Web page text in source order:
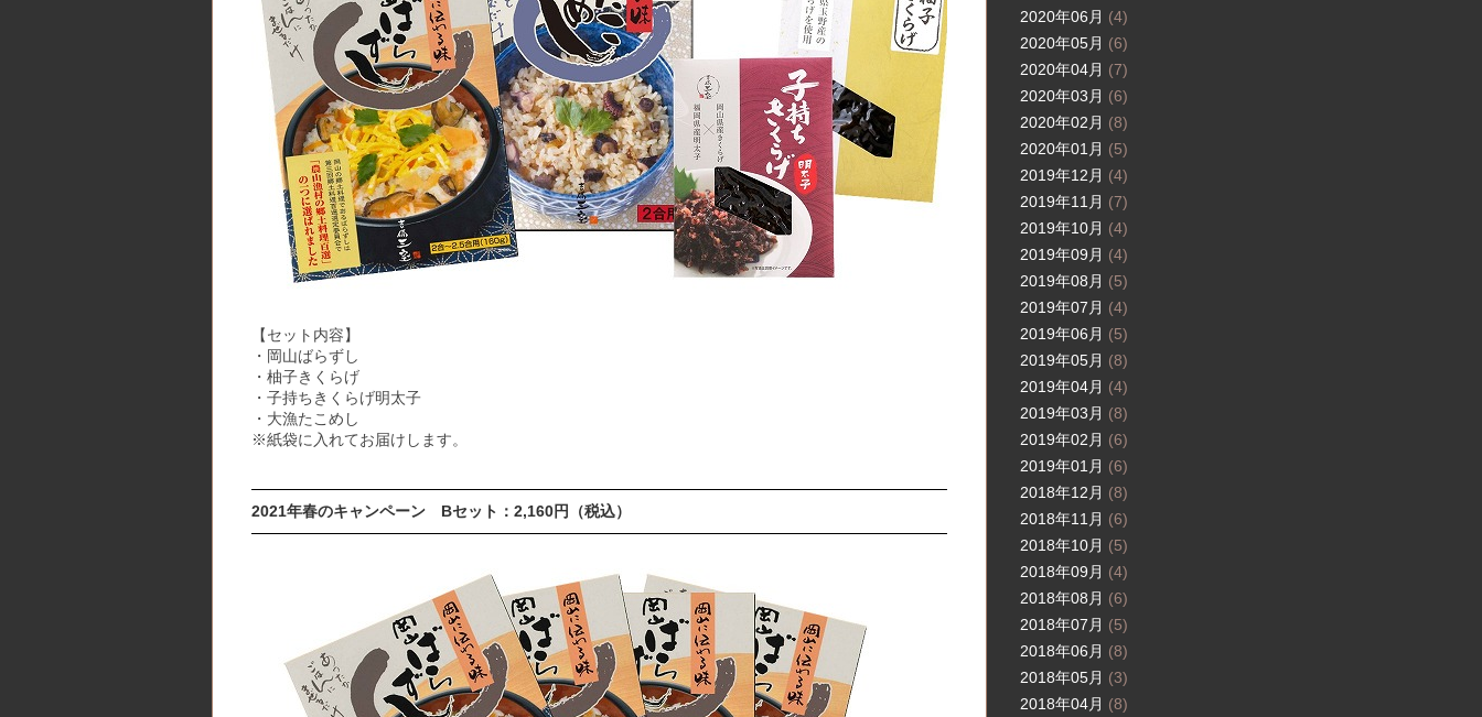
【セット内容】
・岡山ばらずし
・柚子きくらげ
・子持ちきくらげ明太子
・大漁たこめし
※紙袋に入れてお届けします。
2021年春のキャンペーン Bセット：2,160円（税込）
2020年06月 (4)
2020年05月 (6)
2020年04月 (7)
2020年03月 (6)
2020年02月 (8)
2020年01月 (5)
2019年12月 (4)
2019年11月 (7)
2019年10月 (4)
2019年09月 (4)
2019年08月 (5)
2019年07月 (4)
2019年06月 (5)
2019年05月 (8)
2019年04月 (4)
2019年03月 (8)
2019年02月 (6)
2019年01月 (6)
2018年12月 (8)
2018年11月 (6)
2018年10月 (5)
2018年09月 (4)
2018年08月 (6)
2018年07月 (5)
2018年06月 (8)
2018年05月 (3)
2018年04月 (8)